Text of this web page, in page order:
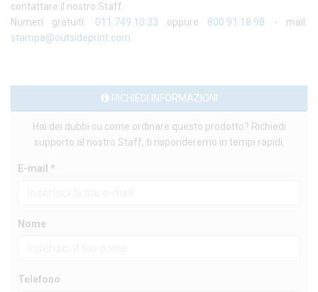
contattare il nostro Staff.
Numeri gratuiti: 011.749.10.33 oppure 800.91.18.98 - mail:
stampa@outsideprint.com
RICHIEDI INFORMAZIONI
Hai dei dubbi su come ordinare questo prodotto? Richiedi
supporto al nostro Staff, ti risponderemo in tempi rapidi.
E-mail *
Nome
Telefono